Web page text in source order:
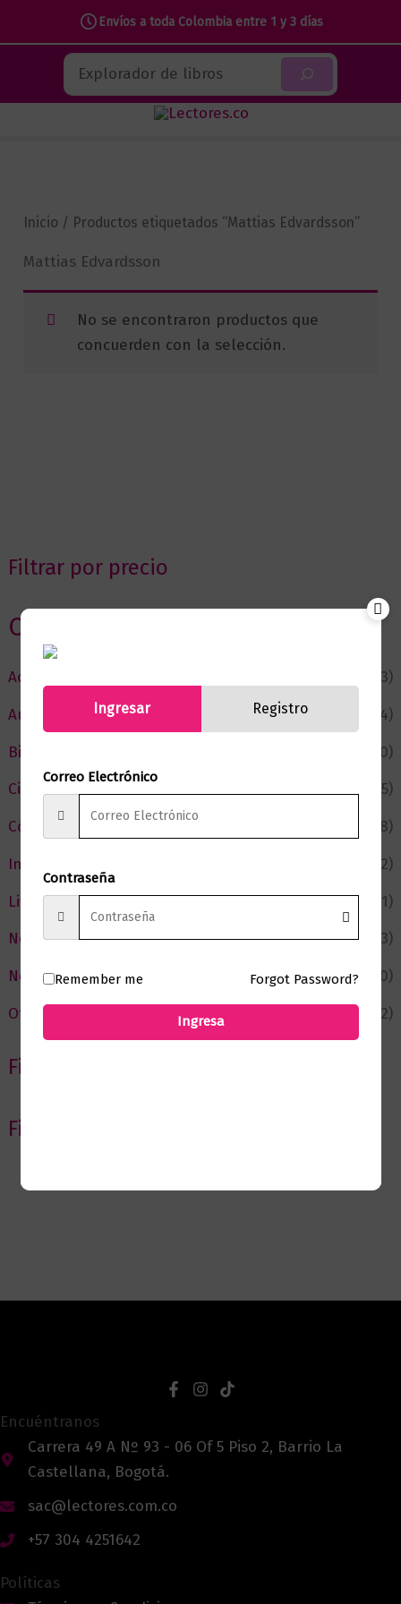
Envíos a toda Colombia entre 1 y 3 días
contenido
Buscar
Filtrar por precio
Categorias
Actualidad
(53)
Autor del Mes
(4)
Bienestar
(230)
Ciencia y Conocimiento
(75)
Cómic y Fantasía
(88)
Infantil y Juvenil
(212)
Literatura
(371)
Negocios
(43)
Novedades
(110)
Ofertas
(12)
Filtrar por Autor
Filtrar por editorial
Inicio / Productos etiquetados “Mattias Edvardsson”
Mattias Edvardsson
No se encontraron productos que
concuerden con la selección.
Encuéntranos
Carrera 49 A Nº 93 - 06 Of 5 Piso 2, Barrio La
Castellana, Bogotá.
sac@lectores.com.co
+57 304 4251642
Políticas
Ingresar Registro
Correo Electrónico
Contraseña
Remember me Forgot Password?
Ingresa